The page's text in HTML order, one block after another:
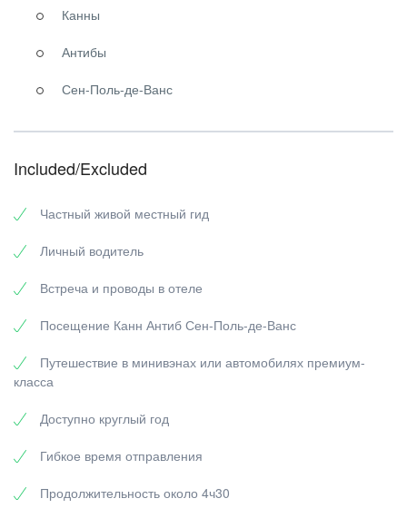
островами Иль-де-Лерен лежит всемирно известный город
. Он завоевал свою популярность благодаря
пальмовую ветвь в нескольких категориях. Помимо звезд и
старлеток, блеска и гламура, здесь есть множество
Канны
Антибы
Сен-Поль-де-Ванс
Included/Excluded
Частный живой местный гид
Личный водитель
Встреча и проводы в отеле
Посещение Канн Антиб Сен-Поль-де-Ванс
Путешествие в минивэнах или автомобилях премиум-
класса
Доступно круглый год
Гибкое время отправления
Продолжительность около 4ч30